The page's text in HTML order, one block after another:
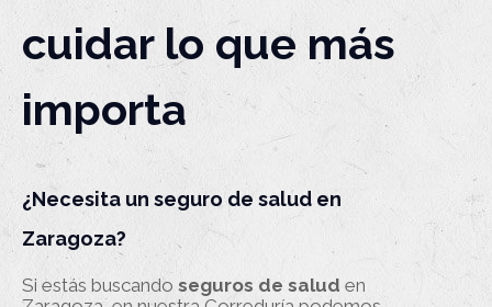
cuidar lo que más
importa
¿Necesita un seguro de salud en
Zaragoza?
Si estás buscando seguros de salud en